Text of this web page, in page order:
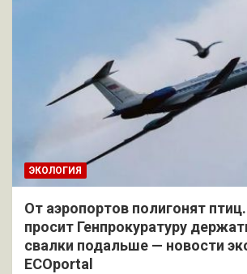
ЭКОЛОГИЯ
От аэропортов полигонят
просит Генпрокуратуру
свалки подальше — новости
ECOportal